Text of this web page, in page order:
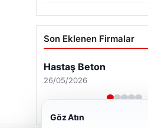
Son Eklenen Firmalar
Göz Atın